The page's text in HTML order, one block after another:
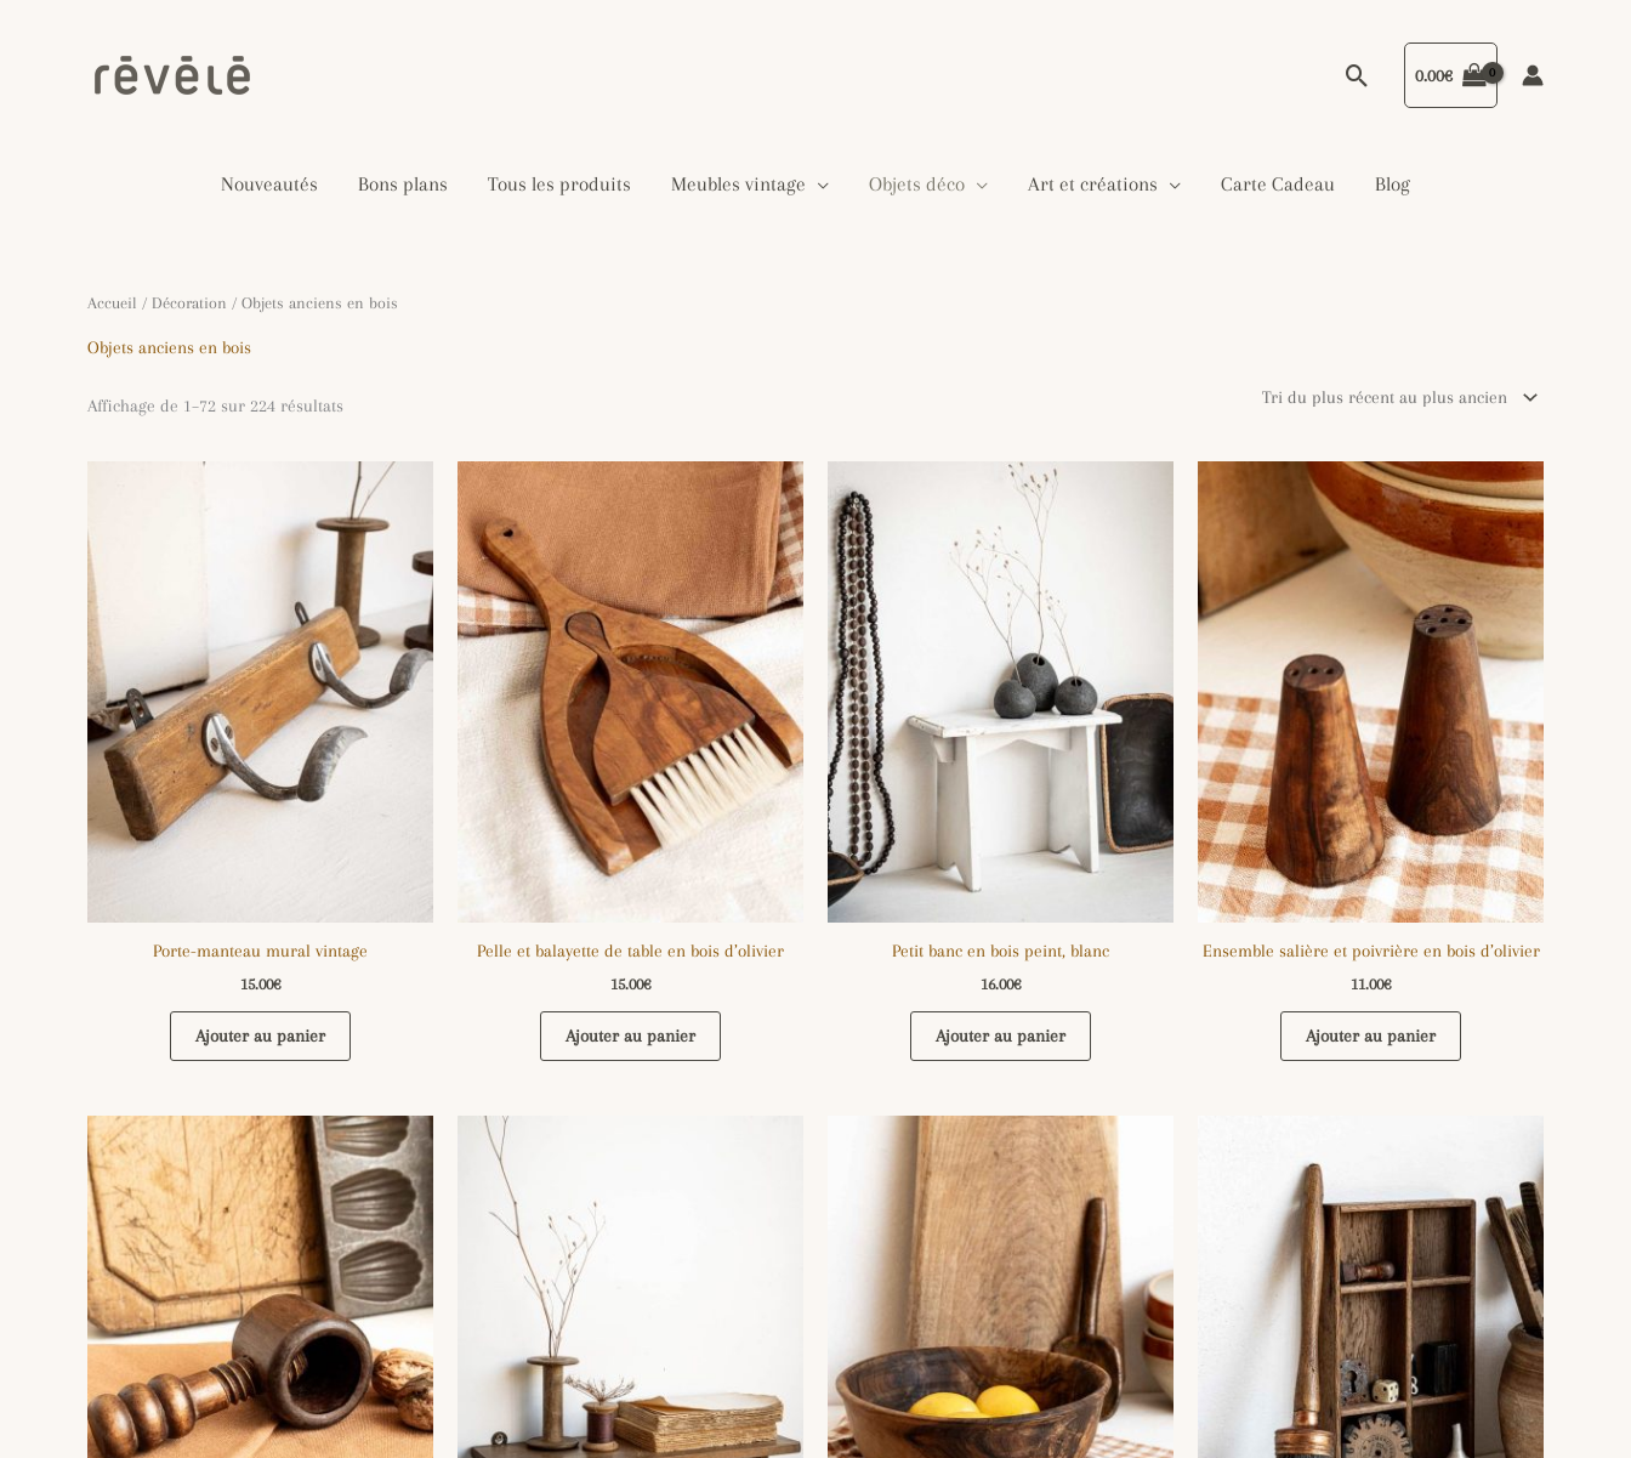
Rechercher
0.00€
Nouveautés Bons plans Tous les produits Meubles vintage Objets déco Art et créations Carte Cadeau Blog
Accueil / Décoration / Objets anciens en bois
Objets anciens en bois
Affichage de 1–72 sur 224 résultats
Trié
Porte-manteau mural vintage
15.00€
Ajouter au panier
Pelle et balayette de table en bois d’olivier
15.00€
Ajouter au panier
Petit banc en bois peint, blanc
16.00€
Ajouter au panier
Ensemble salière et poivrière en bois d’olivier
11.00€
Ajouter au panier